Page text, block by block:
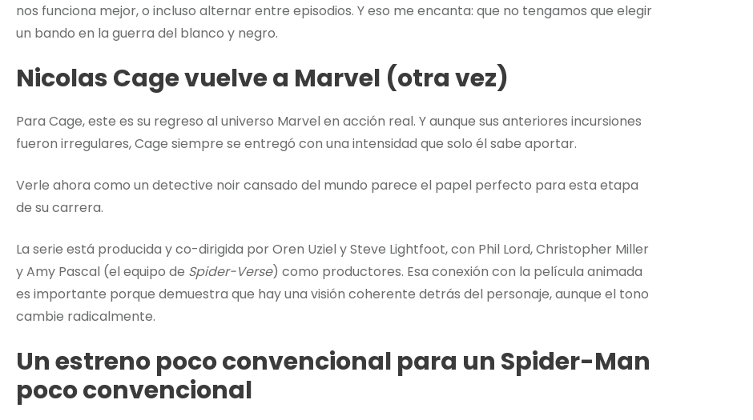
nos funciona mejor, o incluso alternar entre episodios. Y eso me encanta: que no tengamos que elegir
un bando en la guerra del blanco y negro.
Nicolas Cage vuelve a Marvel (otra vez)
Para Cage, este es su regreso al universo Marvel en acción real. Y aunque sus anteriores incursiones
fueron irregulares, Cage siempre se entregó con una intensidad que solo él sabe aportar.
Verle ahora como un detective noir cansado del mundo parece el papel perfecto para esta etapa
de su carrera.
La serie está producida y co-dirigida por Oren Uziel y Steve Lightfoot, con Phil Lord, Christopher Miller
y Amy Pascal (el equipo de Spider-Verse) como productores. Esa conexión con la película animada
es importante porque demuestra que hay una visión coherente detrás del personaje, aunque el tono
cambie radicalmente.
Un estreno poco convencional para un Spider-Man
poco convencional